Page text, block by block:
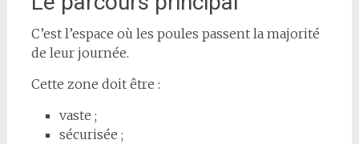
C’est l’espace où les poules passent la majorité
de leur journée.
Cette zone doit être :
vaste ;
sécurisée ;